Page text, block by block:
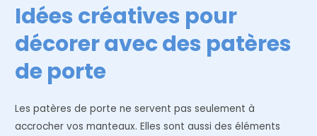
Idées créatives pour
décorer avec des patères
de porte
Les patères de porte ne servent pas seulement à
accrocher vos manteaux. Elles sont aussi des éléments